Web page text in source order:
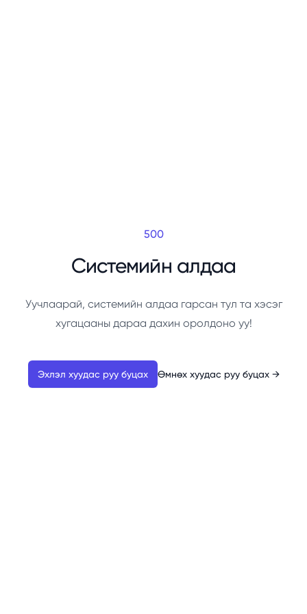
500
Системийн алдаа
Уучлаарай, системийн алдаа гарсан тул та хэсэг
хугацааны дараа дахин оролдоно уу!
Эхлэл хуудас руу буцах Өмнөх хуудас руу буцах →